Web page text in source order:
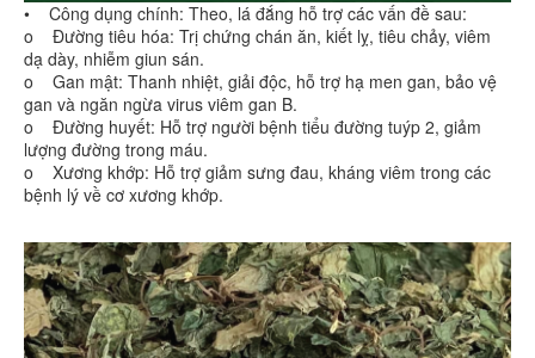
• Công dụng chính: Theo, lá đắng hỗ trợ các vấn đề sau:
o Đường tiêu hóa: Trị chứng chán ăn, kiết lỵ, tiêu chảy, viêm
dạ dày, nhiễm giun sán.
o Gan mật: Thanh nhiệt, giải độc, hỗ trợ hạ men gan, bảo vệ
gan và ngăn ngừa virus viêm gan B.
o Đường huyết: Hỗ trợ người bệnh tiểu đường tuýp 2, giảm
lượng đường trong máu.
o Xương khớp: Hỗ trợ giảm sưng đau, kháng viêm trong các
bệnh lý về cơ xương khớp.